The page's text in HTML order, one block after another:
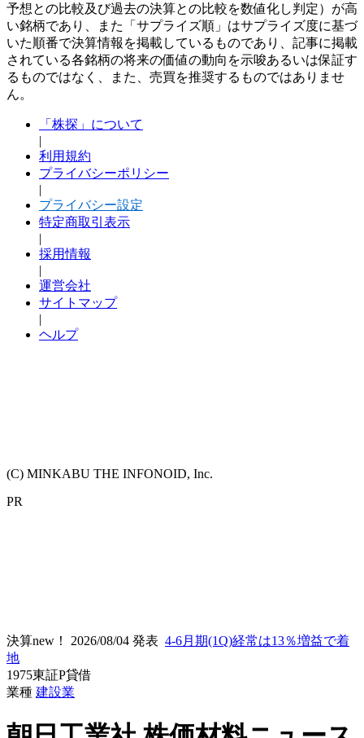
予想との比較及び過去の決算との比較を数値化し判定）が高
い銘柄であり、また「サプライズ順」はサプライズ度に基づ
いた順番で決算情報を掲載しているものであり、記事に掲載
されている各銘柄の将来の価値の動向を示唆あるいは保証す
るものではなく、また、売買を推奨するものではありませ
ん。
「株探」について
|
利用規約
プライバシーポリシー
|
プライバシー設定
特定商取引表示
|
採用情報
|
運営会社
サイトマップ
|
ヘルプ
(C) MINKABU THE INFONOID, Inc.
PR
決算new！ 2026/08/04 発表 4-6月期(1Q)経常は13％増益で着
地
1975東証P貸借
業種 建設業